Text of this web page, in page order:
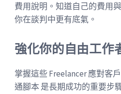
費用說明。知道自己的費用
你在談判中更有底氣。
強化你的自由工作
掌握這些 Freelancer 應對客
通腳本 是長期成功的重要步